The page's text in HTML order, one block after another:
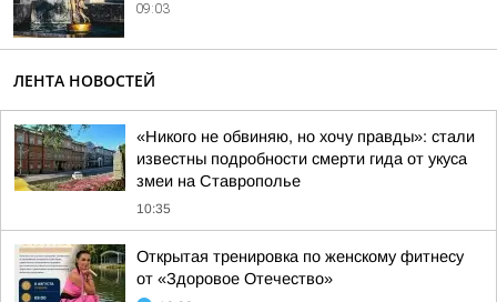
09:03
ЛЕНТА НОВОСТЕЙ
«Никого не обвиняю, но хочу правды»: стали
известны подробности смерти гида от укуса
змеи на Ставрополье
10:35
Открытая тренировка по женскому фитнесу
от «Здоровое Отечество»